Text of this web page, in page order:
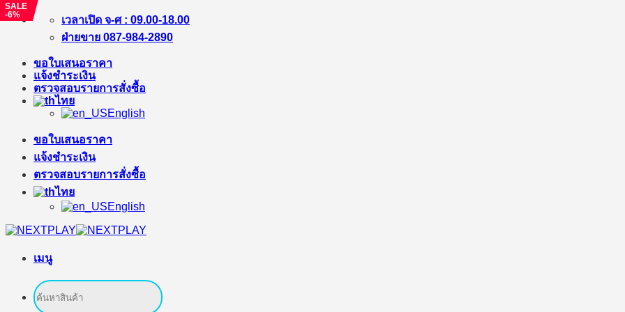
ข้าม
เนื้อหา
เวลาเปิด จ-ศ : 09.00-18.00
ฝ่ายขาย 087-984-2890
ขอใบเสนอราคา
แจ้งชำระเงิน
ตรวจสอบรายการสั่งซื้อ
ไทย
English
ขอใบเสนอราคา
แจ้งชำระเงิน
ตรวจสอบรายการสั่งซื้อ
ไทย
English
เมนู
ค้นหา:
SALE
-6%